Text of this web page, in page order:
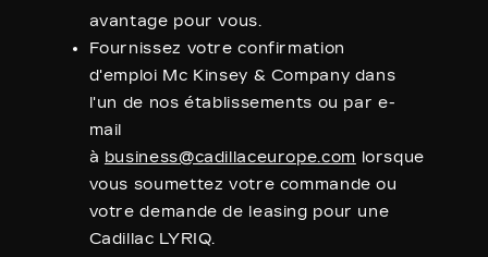
avantage pour vous.
Fournissez votre confirmation
d'emploi Mc Kinsey & Company dans
l'un de nos établissements ou par e-
mail
à business@cadillaceurope.com lorsque
vous soumettez votre commande ou
votre demande de leasing pour une
Cadillac LYRIQ.